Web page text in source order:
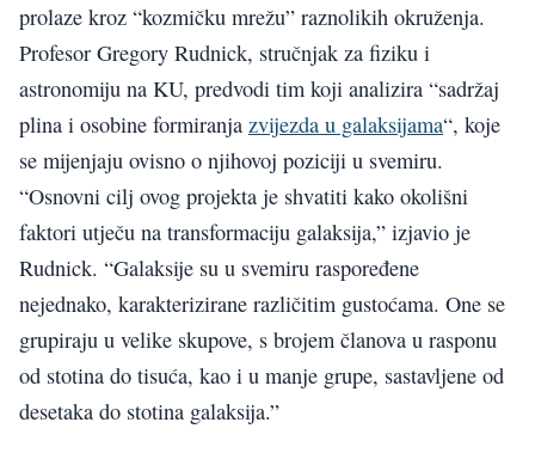
prolaze kroz “kozmičku mrežu” raznolikih okruženja.
Profesor Gregory Rudnick, stručnjak za fiziku i
astronomiju na KU, predvodi tim koji analizira “sadržaj
plina i osobine formiranja zvijezda u galaksijama“, koje
se mijenjaju ovisno o njihovoj poziciji u svemiru.
“Osnovni cilj ovog projekta je shvatiti kako okolišni
faktori utječu na transformaciju galaksija,” izjavio je
Rudnick. “Galaksije su u svemiru raspoređene
nejednako, karakterizirane različitim gustoćama. One se
grupiraju u velike skupove, s brojem članova u rasponu
od stotina do tisuća, kao i u manje grupe, sastavljene od
desetaka do stotina galaksija.”